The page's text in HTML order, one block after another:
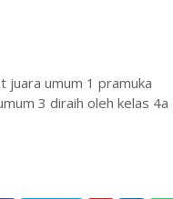
juara umum 1 pramuka
3 diraih oleh kelas 4a